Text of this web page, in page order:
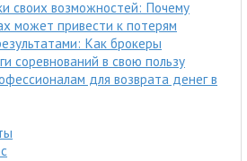
своих возможностей: Почему
может привести к потерям
Как брокеры
соревнований в свою пользу
для возврата денег в